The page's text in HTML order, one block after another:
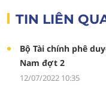
TIN LIÊN
Bộ Tài chính phê
Nam đợt 2
12/07/2022 10:35